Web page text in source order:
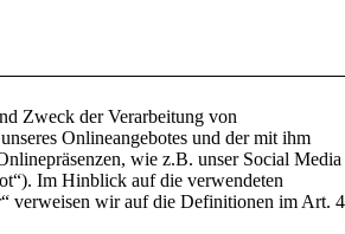
Zweck der Verarbeitung von
Onlineangebotes und der mit ihm
wie z.B. unser Social Media
Im Hinblick auf die verwendeten
verweisen wir auf die Definitionen im Art. 4